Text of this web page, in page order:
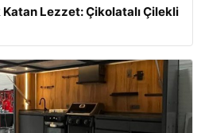
Lezzet: Çikolatalı Çilekli